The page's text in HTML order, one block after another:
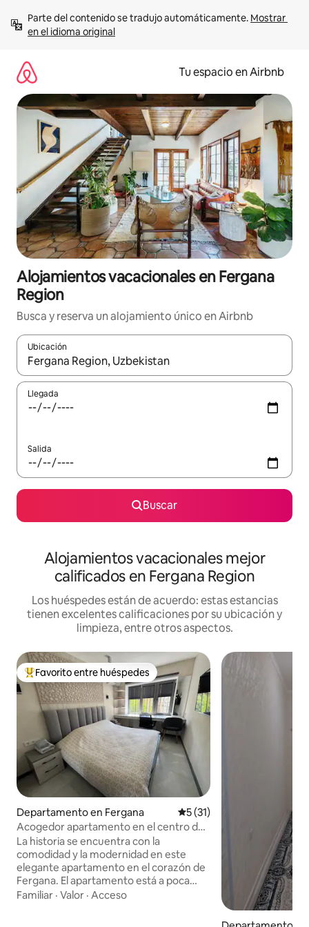
contenido
Parte del contenido se tradujo automáticamente. Mostrar
en el idioma original
Tu espacio en Airbnb
Alojamientos vacacionales en Fergana
Region
Busca y reserva un alojamiento único en Airbnb
Ubicación
Cuando los resultados estén disponibles, podrás navegar
Llegada
Salida
Buscar
Alojamientos vacacionales mejor
calificados en Fergana Region
Los huéspedes están de acuerdo: estas estancias
tienen excelentes calificaciones por su ubicación y
limpieza, entre otros aspectos.
De los mejores en Favorito entre huéspedes
Favorito entre huéspedes
Departamento en Fergana Calificación promedio: 5 de
5 (31)
Acogedor apartamento en el centro de
la ciudad
La historia se encuentra con la
comodidad y la modernidad en este
elegante apartamento en el corazón de
Fergana. El apartamento está a poca
distancia de algunos de los lugares más
Familiar · Valor · Acceso